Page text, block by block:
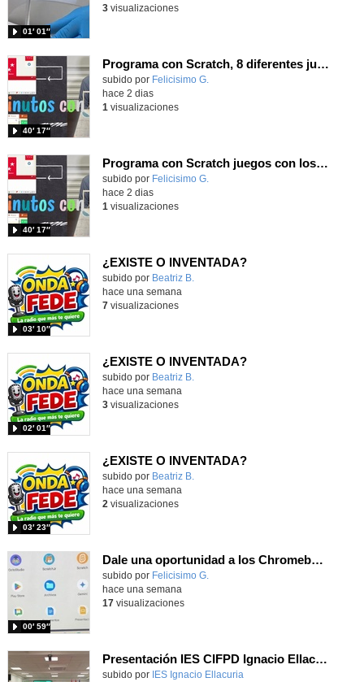
01′ 01″
3visualizaciones
Programa con Scratch, 8 diferentes juegos para vivir la emoción de los partidos de España en el mundial 2026
Contenido educativo.
subido por Felicisimo G.
40′ 17″
hace 2 dias
1 visualizaciones
Programa con Scratch juegos con los partidos del mundial 2026 ganados por España
Contenido educativo.
subido por Felicisimo G.
40′ 17″
hace 2 dias
1 visualizaciones
¿EXISTE O INVENTADA?
Contenido educativo.
subido por Beatriz B.
03′ 10″
hace una semana
7visualizaciones
¿EXISTE O INVENTADA?
Contenido educativo.
subido por Beatriz B.
02′ 01″
hace una semana
3visualizaciones
¿EXISTE O INVENTADA?
Contenido educativo.
subido por Beatriz B.
03′ 23″
hace una semana
2 visualizaciones
Dale una oportunidad a los Chromebooks y utiliza un proyector para realizar talleres si no tienes pantallas táctiles
Contenido educativo.
subido por Felicisimo G.
00′ 59″
hace una semana
17visualizaciones
Presentación IES CIFPD Ignacio Ellacuría
Contenido educativo.
subido por IES Ignacio Ellacuria